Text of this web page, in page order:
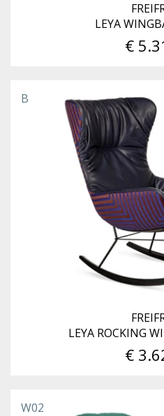
LEYA
€
B
LEYA ROCKING
€
W02